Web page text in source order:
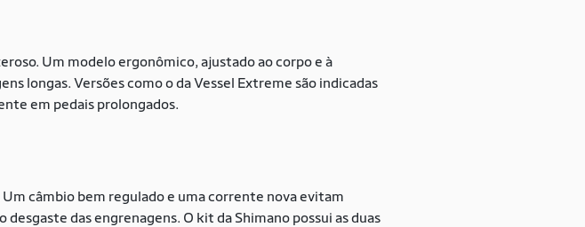
Um modelo ergonômico, ajustado ao corpo e à
longas. Versões como o da Vessel Extreme são indicadas
em pedais prolongados.
câmbio bem regulado e uma corrente nova evitam
das engrenagens. O kit da Shimano possui as duas